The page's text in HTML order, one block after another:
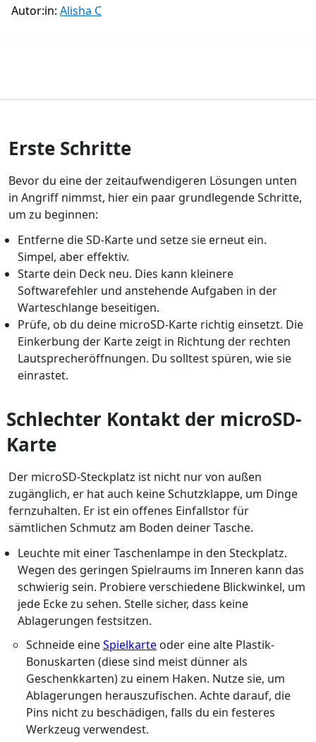
Autor:in: Alisha C
Erste Schritte
Bevor du eine der zeitaufwendigeren Lösungen unten
in Angriff nimmst, hier ein paar grundlegende Schritte,
um zu beginnen:
Entferne die SD-Karte und setze sie erneut ein.
Simpel, aber effektiv.
Starte dein Deck neu. Dies kann kleinere
Softwarefehler und anstehende Aufgaben in der
Warteschlange beseitigen.
Prüfe, ob du deine microSD-Karte richtig einsetzt. Die
Einkerbung der Karte zeigt in Richtung der rechten
Lautsprecheröffnungen. Du solltest spüren, wie sie
einrastet.
Schlechter Kontakt der microSD-
Karte
Der microSD-Steckplatz ist nicht nur von außen
zugänglich, er hat auch keine Schutzklappe, um Dinge
fernzuhalten. Er ist ein offenes Einfallstor für
sämtlichen Schmutz am Boden deiner Tasche.
Leuchte mit einer Taschenlampe in den Steckplatz.
Wegen des geringen Spielraums im Inneren kann das
schwierig sein. Probiere verschiedene Blickwinkel, um
jede Ecke zu sehen. Stelle sicher, dass keine
Ablagerungen festsitzen.
Schneide eineSpielkarte oder eine alte Plastik-
Bonuskarten (diese sind meist dünner als
Geschenkkarten) zu einem Haken. Nutze sie, um
Ablagerungen herauszufischen. Achte darauf, die
Pins nicht zu beschädigen, falls du ein festeres
Werkzeug verwendest.